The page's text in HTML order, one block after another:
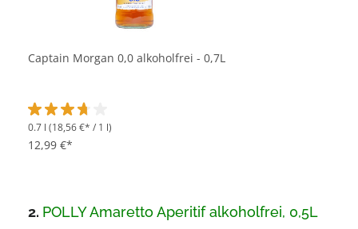
Captain Morgan 0,0 alkoholfrei - 0,7L
Durchschnittliche Bewertung von 3.8 von 5 Sternen
0.7 l (18,56 €* / 1 l)
12,99 €*
2. POLLY Amaretto Aperitif alkoholfrei, 0,5L